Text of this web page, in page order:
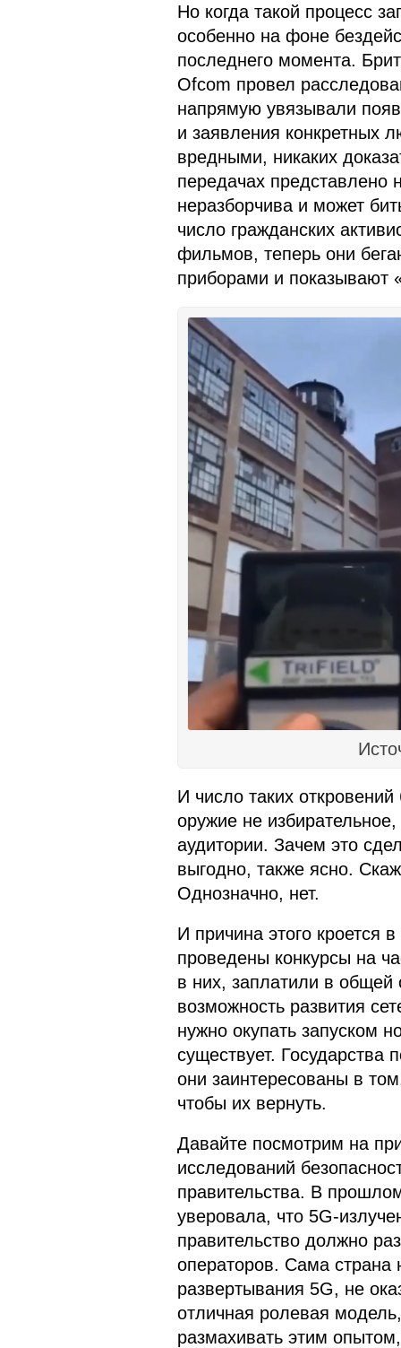
Но когда такой процесс
особенно на фоне
последнего момента.
Ofcom провел
напрямую увязывали
и заявления конкретных
вредными, никаких
передачах представлено
неразборчива и может
число гражданских
фильмов, теперь они
приборами и показывают
И число таких откровений
оружие не
аудитории. Зачем это
выгодно, также ясно.
Однозначно, нет.
И причина этого кроется
проведены конкурсы на
в них, заплатили в
возможность развития
нужно окупать запуском
существует. Государства
они заинтересованы в
чтобы их вернуть.
Давайте посмотрим на
исследований
правительства. В
уверовала, что 5G-
правительство должно
операторов. Сама страна
развертывания 5G, не
отличная ролевая
размахивать этим